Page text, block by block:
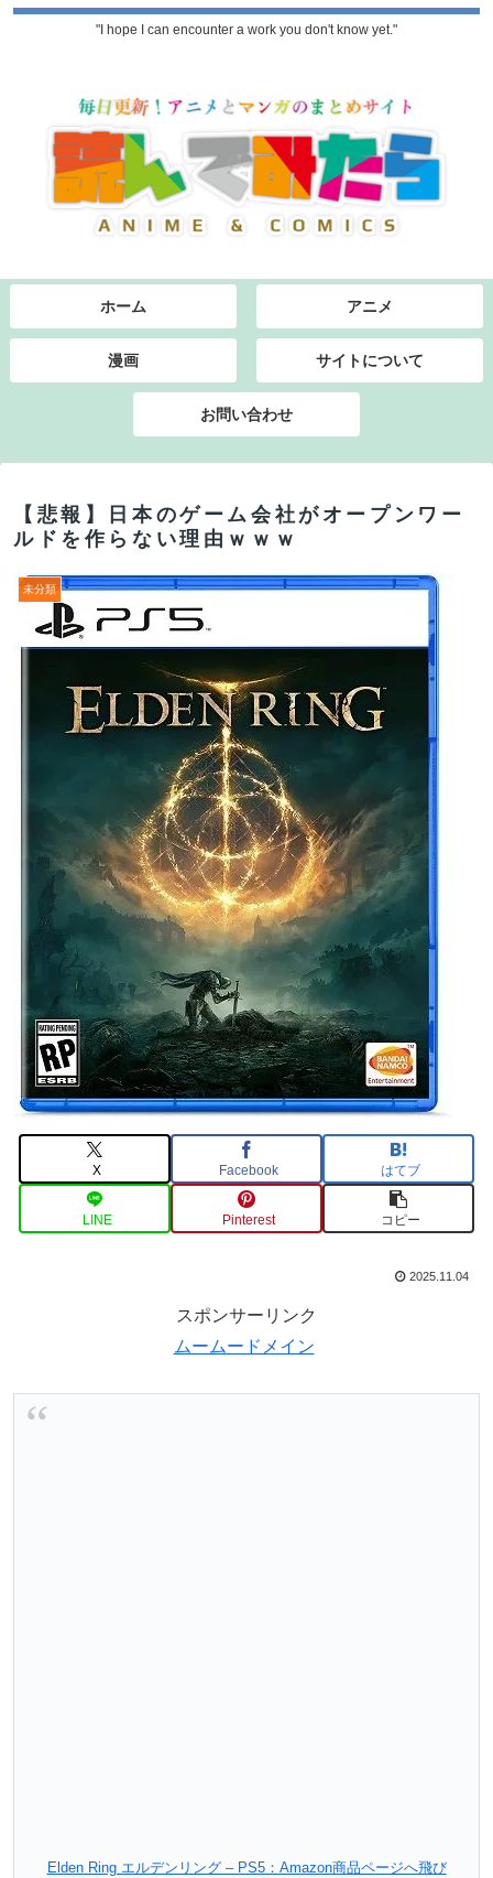
"I hope I can encounter a work you don't know yet."
ホーム アニメ
漫画 サイトについて
お問い合わせ
【悲報】日本のゲーム会社がオープンワー
ルドを作らない理由ｗｗｗ
未分類
X Facebook はてブ
LINE Pinterest コピー
2025.11.04
スポンサーリンク
ムームードメイン
Elden Ring エルデンリング – PS5：Amazon商品ページへ飛び